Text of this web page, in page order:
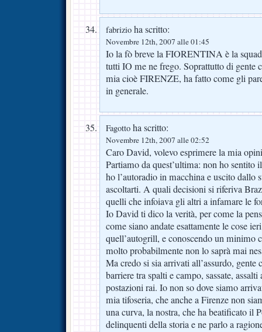
fabrizio ha scritto:
Novembre 12th, 2007 alle 01:45
Io la fò breve la FIORENTINA è la
tutti IO me ne frego. Soprattutto di gente
mia cioè FIRENZE, ha fatto come gli
in generale.
Fagotto ha scritto:
Novembre 12th, 2007 alle 02:52
Caro David, volevo esprimere la mia
Partiamo da quest’ultima: non ho sentito
ho l’autoradio in macchina e uscito dallo
ascoltarti. A quali decisioni si riferiva
quelli che infoiava gli altri a infamare le
Io David ti dico la verità, per come la
come siano andate esattamente le cose
quell’autogrill, e conoscendo un minimo
molto probabilmente non lo saprà mai
Ma credo si sia arrivati all’assurdo, gente
barriere tra spalti e campo, sassate,
postazioni rai. Io non so dove siamo
mia tifoseria, che anche a Firenze non
una curva, la nostra, che ha beatificato il
delinquenti della storia e ne parlo a